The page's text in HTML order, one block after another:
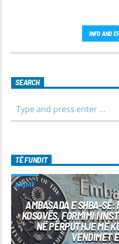
INFO AND
SEARCH
TË FUNDIT
LAJME
AMBASADA E SHBA-SË:
KOSOVËS, FORMIMI I
NË PËRPUTHJE ME
VENDIMET